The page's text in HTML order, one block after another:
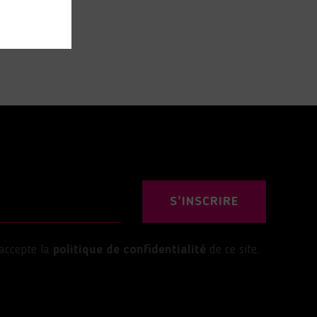
S'INSCRIRE
la politique de confidentialité de ce site.